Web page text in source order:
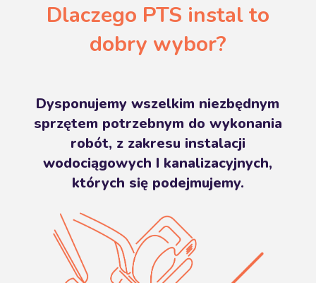
Dlaczego PTS instal to
dobry wybor?
Dysponujemy wszelkim niezbędnym
sprzętem potrzebnym do wykonania
robót, z zakresu instalacji
wodociągowych I kanalizacyjnych,
których się podejmujemy.